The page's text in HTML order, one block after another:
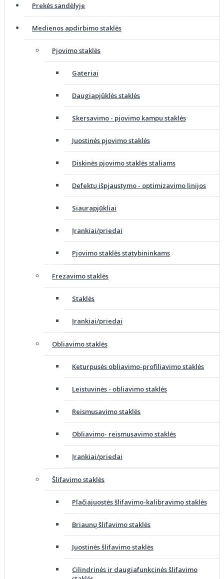
Prekės sandėlyje
Medienos apdirbimo staklės
Pjovimo staklės
Gateriai
Daugiapjūklės staklės
Skersavimo - pjovimo kampu staklės
Juostinės pjovimo staklės
Diskinės pjovimo staklės staliams
Defektų išpjaustymo - optimizavimo linijos
Siaurapjūkliai
Įrankiai/priedai
Pjovimo staklės statybininkams
Frezavimo staklės
Staklės
Įrankiai/priedai
Obliavimo staklės
Keturpusės obliavimo-profiliavimo staklės
Leistuvinės - obliavimo staklės
Reismusavimo staklės
Obliavimo- reismusavimo staklės
Įrankiai/priedai
Šlifavimo staklės
Plačiajuostės šlifavimo-kalibravimo staklės
Briaunų šlifavimo staklės
Juostinės šlifavimo staklės
Cilindrinės ir daugiafunkcinės šlifavimo